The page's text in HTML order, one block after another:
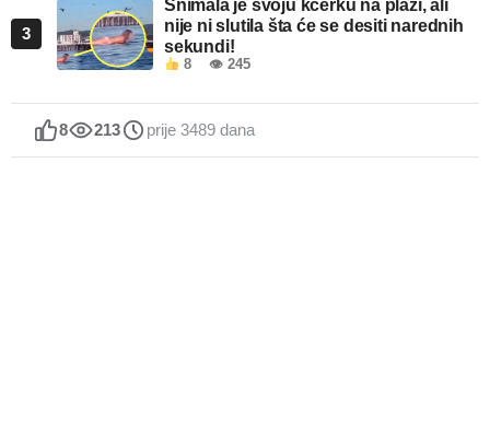
3
Snimala je svoju kćerku na plaži, ali
nije ni slutila šta će se desiti narednih
sekundi!
8 👁 245
8 213 prije 3489 dana